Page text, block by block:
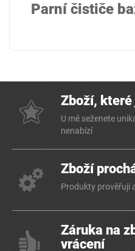
Parní čističe
Zboží,
U mě seženete
nenabízí
Zboží
Produkty prověřuji
Záruka na
vrácení